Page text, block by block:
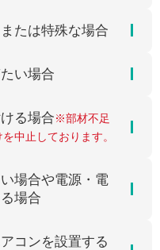
たは特殊な場合
い場合
る場合※部材不足
中止しております。
場合や電源・電
場合
コンを設置する